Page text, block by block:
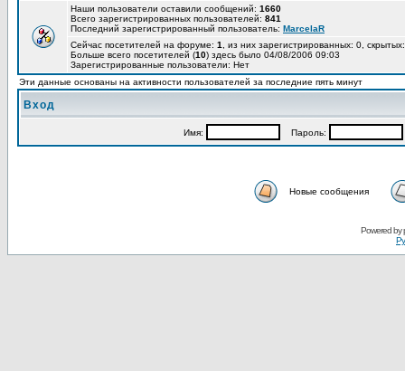
Наши пользователи оставили сообщений: 1660
Всего зарегистрированных пользователей: 841
Последний зарегистрированный пользователь: MarcelaR
Сейчас посетителей на форуме: 1
, из них зарегистрированных: 0,
Больше всего посетителей (10) здесь было 04/08/2006 09:03
Зарегистрированные пользователи: Нет
Эти данные основаны на активности пользователей за последние пять минут
Вход
Имя: Пароль:
Новые сообщения
Powered by